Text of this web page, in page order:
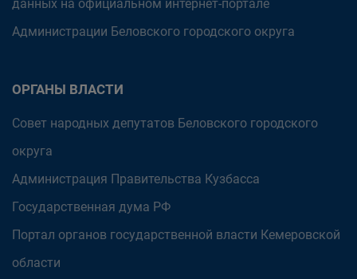
данных на официальном интернет-портале
Администрации Беловского городского округа
ОРГАНЫ ВЛАСТИ
Совет народных депутатов Беловского городского
округа
Администрация Правительства Кузбасса
Государственная дума РФ
Портал органов государственной власти Кемеровской
области